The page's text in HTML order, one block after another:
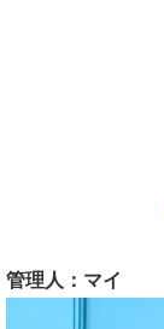
管理人：マイ